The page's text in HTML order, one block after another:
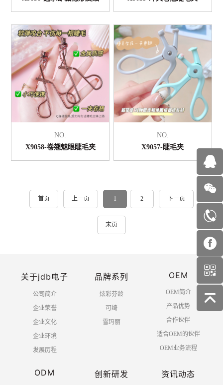
NO.
X9058-卷翘魅眼睫毛夹
NO.
X9057-睫毛夹
首页 上一页 1 2 下一页
末页
关于jdb电子
公司简介
企业荣誉
企业文化
企业环境
发展历程
品牌系列
炫彩芬龄
可绮
雪玛丽
OEM
OEM简介
产品优势
合作伙伴
适合OEM的伙伴
OEM业务流程
ODM 创新研发 资讯动态